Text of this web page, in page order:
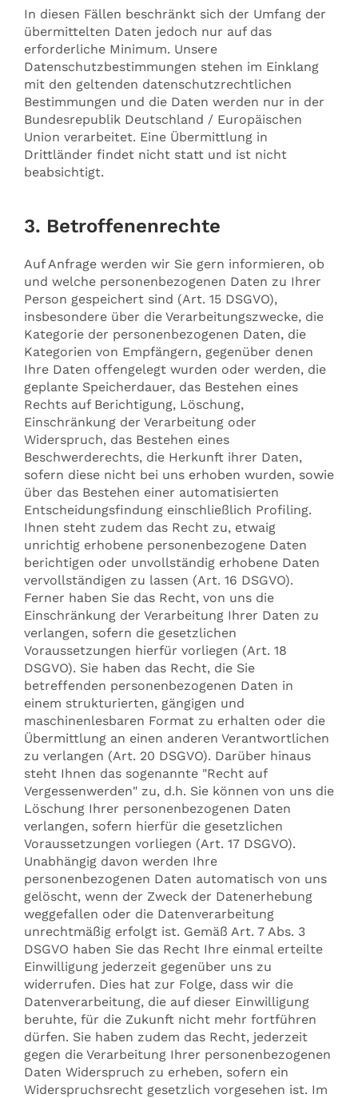
In diesen Fällen beschränkt sich der Umfang der
übermittelten Daten jedoch nur auf das
erforderliche Minimum. Unsere
Datenschutzbestimmungen stehen im Einklang
mit den geltenden datenschutzrechtlichen
Bestimmungen und die Daten werden nur in der
Bundesrepublik Deutschland / Europäischen
Union verarbeitet. Eine Übermittlung in
Drittländer findet nicht statt und ist nicht
beabsichtigt.
3. Betroffenenrechte
Auf Anfrage werden wir Sie gern informieren, ob
und welche personenbezogenen Daten zu Ihrer
Person gespeichert sind (Art. 15 DSGVO),
insbesondere über die Verarbeitungszwecke, die
Kategorie der personenbezogenen Daten, die
Kategorien von Empfängern, gegenüber denen
Ihre Daten offengelegt wurden oder werden, die
geplante Speicherdauer, das Bestehen eines
Rechts auf Berichtigung, Löschung,
Einschränkung der Verarbeitung oder
Widerspruch, das Bestehen eines
Beschwerderechts, die Herkunft ihrer Daten,
sofern diese nicht bei uns erhoben wurden, sowie
über das Bestehen einer automatisierten
Entscheidungsfindung einschließlich Profiling.
Ihnen steht zudem das Recht zu, etwaig
unrichtig erhobene personenbezogene Daten
berichtigen oder unvollständig erhobene Daten
vervollständigen zu lassen (Art. 16 DSGVO).
Ferner haben Sie das Recht, von uns die
Einschränkung der Verarbeitung Ihrer Daten zu
verlangen, sofern die gesetzlichen
Voraussetzungen hierfür vorliegen (Art. 18
DSGVO). Sie haben das Recht, die Sie
betreffenden personenbezogenen Daten in
einem strukturierten, gängigen und
maschinenlesbaren Format zu erhalten oder die
Übermittlung an einen anderen Verantwortlichen
zu verlangen (Art. 20 DSGVO). Darüber hinaus
steht Ihnen das sogenannte "Recht auf
Vergessenwerden" zu, d.h. Sie können von uns die
Löschung Ihrer personenbezogenen Daten
verlangen, sofern hierfür die gesetzlichen
Voraussetzungen vorliegen (Art. 17 DSGVO).
Unabhängig davon werden Ihre
personenbezogenen Daten automatisch von uns
gelöscht, wenn der Zweck der Datenerhebung
weggefallen oder die Datenverarbeitung
unrechtmäßig erfolgt ist. Gemäß Art. 7 Abs. 3
DSGVO haben Sie das Recht Ihre einmal erteilte
Einwilligung jederzeit gegenüber uns zu
widerrufen. Dies hat zur Folge, dass wir die
Datenverarbeitung, die auf dieser Einwilligung
beruhte, für die Zukunft nicht mehr fortführen
dürfen. Sie haben zudem das Recht, jederzeit
gegen die Verarbeitung Ihrer personenbezogenen
Daten Widerspruch zu erheben, sofern ein
Widerspruchsrecht gesetzlich vorgesehen ist. Im